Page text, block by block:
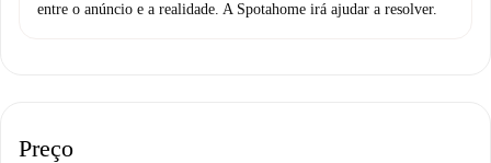
entre o anúncio e a realidade. A Spotahome irá ajudar a resolver.
Preço